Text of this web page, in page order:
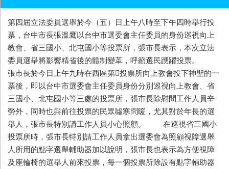
第四屆立法委員選舉於今（五）日上午八時至下午四時舉行投
票，台中市長張溫鷹以台中市選委會主任委員的身份巡視向上
教會、省三國小、北屯國小等投票所，張市長表示，本次立法
委員選舉將影響精省後的體制變革，呼籲選民踴躍投票。
張市長於今日上午九時在西區第投票所向上教會投下神聖的一
票後，即以台中市選委會主任委員身份分別巡視向上教會、省
三國小、北屯國小等三處的投票所，張市長除慰問工作人員辛
勞外，同時也與前往投票的民眾噓寒問暖，尤其對於年長的選
舉人，張市長特別請工作人員小心照顧。 在巡視省三國小
投票所時，張市長特別請工作人員拿出選委會為照顧視障選舉
人所用的點字選舉輔助器加以說明，張市長也表示為方便視障
及座輪椅的選舉人前來投票，每一個投票所除設有點字輔助器